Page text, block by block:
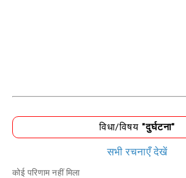
विधा/विषय "दुर्घटना"
सभी रचनाएँ देखें
कोई परिणाम नहीं मिला